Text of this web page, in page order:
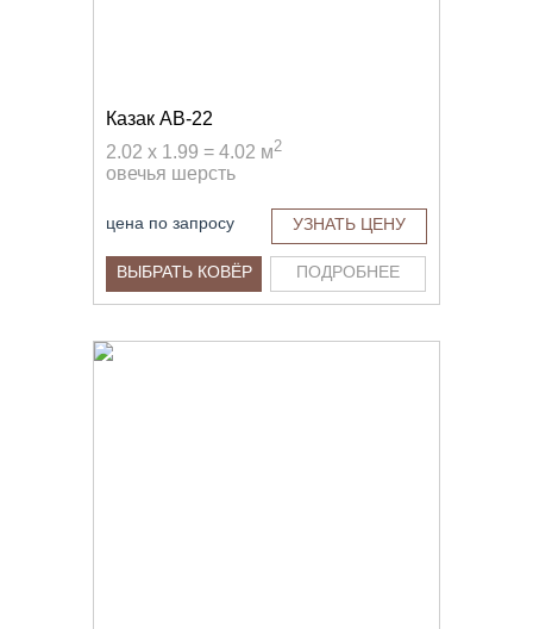
Казак AB-22
2.02 x 1.99 = 4.02 м2
овечья шерсть
цена по запросу УЗНАТЬ ЦЕНУ
ВЫБРАТЬ КОВЁР ПОДРОБНЕЕ